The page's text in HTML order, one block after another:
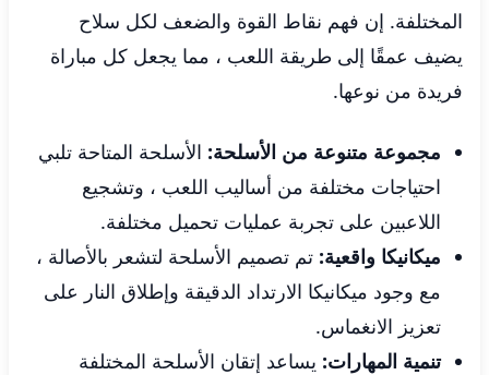
المختلفة. إن فهم نقاط القوة والضعف لكل سلاح
يضيف عمقًا إلى طريقة اللعب ، مما يجعل كل مباراة
فريدة من نوعها.
مجموعة متنوعة من الأسلحة: الأسلحة المتاحة تلبي
احتياجات مختلفة من أساليب اللعب ، وتشجيع
اللاعبين على تجربة عمليات تحميل مختلفة.
ميكانيكا واقعية: تم تصميم الأسلحة لتشعر بالأصالة ،
مع وجود ميكانيكا الارتداد الدقيقة وإطلاق النار على
تعزيز الانغماس.
تنمية المهارات: يساعد إتقان الأسلحة المختلفة